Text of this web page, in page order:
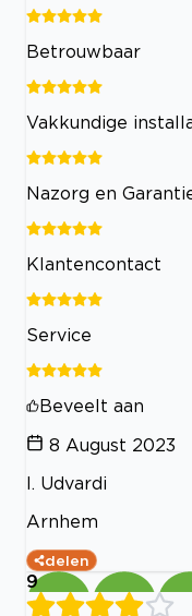
Betrouwbaar
Vakkundige
Nazorg en
Klantencontact
Service
Beveelt aan
8 August 2023
I. Udvardi
Arnhem
delen
9